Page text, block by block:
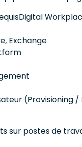
Exchange
(Provisioning
sur postes de